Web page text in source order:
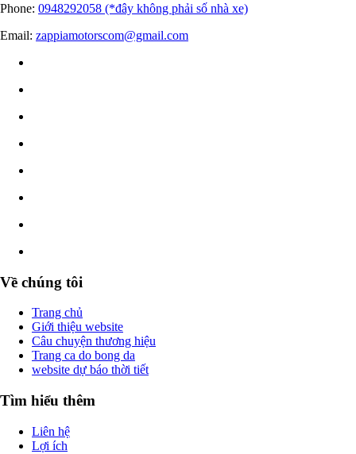
Phone: 0948292058 (*đây không phải số nhà xe)
Email: zappiamotorscom@gmail.com
Về chúng tôi
Trang chủ
Giới thiệu website
Câu chuyện thương hiệu
Trang ca do bong da
website dự báo thời tiết
Tìm hiểu thêm
Liên hệ
Lợi ích